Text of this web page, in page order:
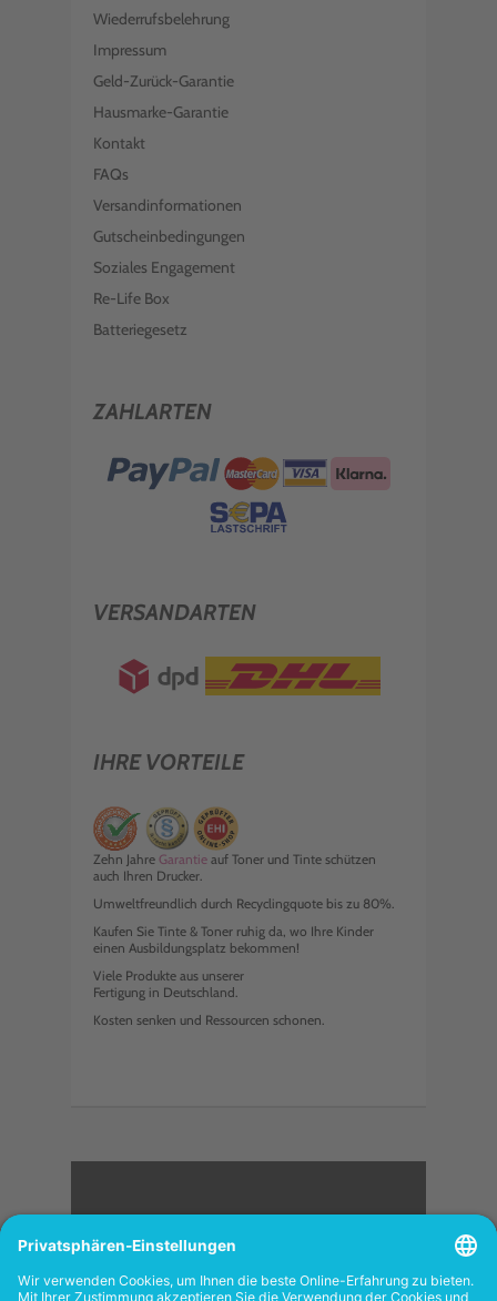
Wiederrufsbelehrung
Impressum
Geld-Zurück-Garantie
Hausmarke-Garantie
Kontakt
FAQs
Versandinformationen
Gutscheinbedingungen
Soziales Engagement
Re-Life Box
Batteriegesetz
ZAHLARTEN
VERSANDARTEN
IHRE VORTEILE
Zehn Jahre Garantie auf Toner und Tinte schützen
auch Ihren Drucker.
Umweltfreundlich durch Recyclingquote bis zu 80%.
Kaufen Sie Tinte & Toner ruhig da, wo Ihre Kinder
einen Ausbildungsplatz bekommen!
Viele Produkte aus unserer
Fertigung in Deutschland.
Kosten senken und Ressourcen schonen.
<